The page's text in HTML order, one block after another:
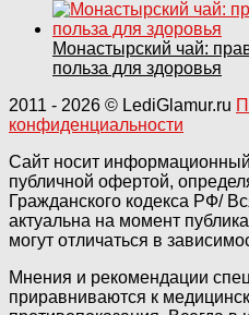
Монастырский чай:
польза для здоровья
2011 - 2026 © LediGlamur.ru
конфиденциальности
Сайт носит информационный
публичной офертой,
Гражданского кодекса РФ/
актуальна на момент
могут отличаться в
Мнения и рекомендации
приравниваются к